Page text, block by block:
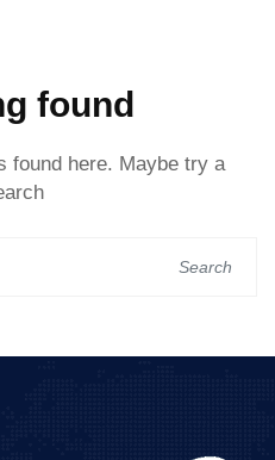
found!
found here. Maybe try a